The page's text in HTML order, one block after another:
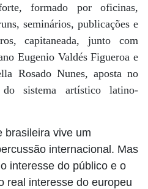
formado por oficinas,
seminários, publicações e
capitaneada, junto com
Eugenio Valdés Figueroa e
Rosado Nunes, aposta no
do sistema artístico latino-
brasileira vive um
internacional. Mas
interesse do público e o
real interesse do europeu